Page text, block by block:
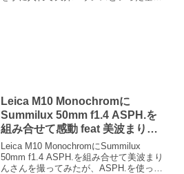
Leica M10 Monochromに
Summilux 50mm f1.4 ASPH.を
組み合せて感動 feat 美波まりん
さん
Leica M10 MonochromにSummilux
50mm f1.4 ASPH.を組み合せて美波まり
んさんを撮ってみたが、ASPH.を使った